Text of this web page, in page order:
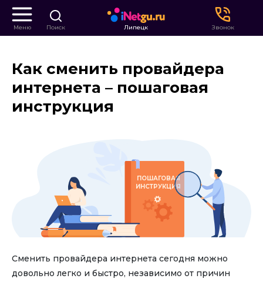
Меню Поиск Липецк Звонок
Как сменить провайдера
интернета – пошаговая
инструкция
ПОШАГОВАЯ
ИНСТРУКЦИЯ
Сменить провайдера интернета сегодня можно
довольно легко и быстро, независимо от причин